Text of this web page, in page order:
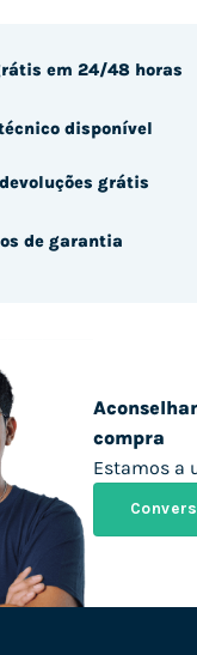
compra
Estamos a
em 24/48 horas
disponível
grátis
de garantia